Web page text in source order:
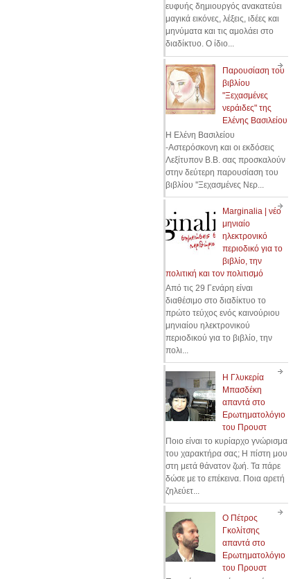
ευφυής δημιουργός ανακατεύει
μαγικά εικόνες, λέξεις, ιδέες και
μηνύματα και τις αμολάει στο
διαδίκτυο. Ο ίδιο...
Παρουσίαση του
βιβλίου
"Ξεχασμένες
νεράιδες" της
Ελένης Βασιλείου
Η Ελένη Βασιλείου
-Αστερόσκονη και οι εκδόσεις
Λεξίτυπον Β.Β. σας προσκαλούν
στην δεύτερη παρουσίαση του
βιβλίου ''Ξεχασμένες Νερ...
Marginalia | νέο
μηνιαίο
ηλεκτρονικό
περιοδικό για το
βιβλίο, την
πολιτική και τον πολιτισμό
Από τις 29 Γενάρη είναι
διαθέσιμο στο διαδίκτυο το
πρώτο τεύχος ενός καινούριου
μηνιαίου ηλεκτρονικού
περιοδικού για το βιβλίο, την
πολι...
Η Γλυκερία
Μπασδέκη
απαντά στο
Ερωτηματολόγιο
του Προυστ
Ποιο είναι το κυρίαρχο γνώρισμα
του χαρακτήρα σας; H πίστη μου
στη μετά θάνατον ζωή. Τα πάρε
δώσε με το επέκεινα. Ποια αρετή
ζηλεύετ...
Ο Πέτρος
Γκολίτσης
απαντά στο
Ερωτηματολόγιο
του Προυστ